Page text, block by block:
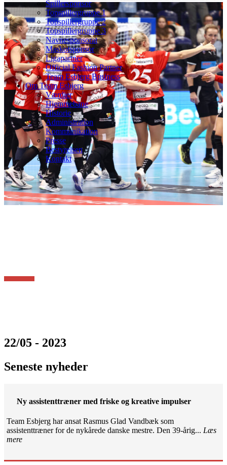
Spillersponsor
Topspillergruppe 1
Topspillergruppe 2
Topspillergruppe 3
Navnesponsorat
Maskotsponsor
Ligapartner
Official Fashion Partner
Team Esbjerg Business
Om Team Esbjerg
Værdier
Hjemmebane
Historie
Administration
Kommunikation
Presse
Bestyrelsen
Kontakt
22/05 - 2023
Seneste nyheder
Ny assistenttræner med friske og kreative impulser
Team Esbjerg har ansat Rasmus Glad Vandbæk som
assistenttræner for de nykårede danske mestre. Den 39-årig... Læs
mere